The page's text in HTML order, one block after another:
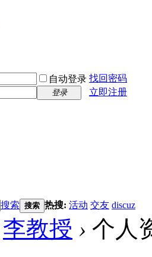
自动登录 找回密码
登录 立即注册
搜索 搜索 热搜: 活动 交友 discuz
李教授 › 个人